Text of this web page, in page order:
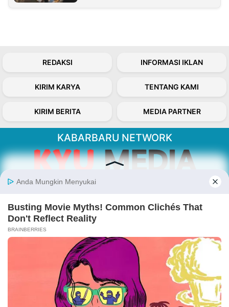
REDAKSI INFORMASI IKLAN
KIRIM KARYA TENTANG KAMI
KIRIM BERITA MEDIA PARTNER
KABARBARU NETWORK
Kabarbaru.co menyajikan berita aktual dan
inspiratif dari sudut pandang berbaik sangka
Follow Kabarbaru